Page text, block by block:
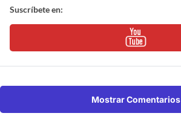
Suscríbete en:
Mostrar Comentarios